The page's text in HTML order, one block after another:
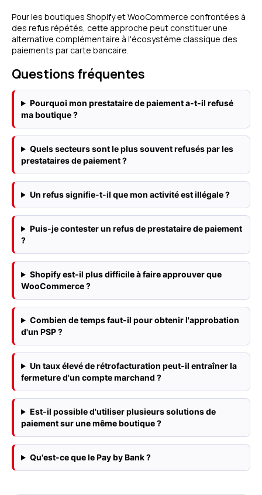
Pour les boutiques Shopify et WooCommerce confrontées à
des refus répétés, cette approche peut constituer une
alternative complémentaire à l'écosystème classique des
paiements par carte bancaire.
Questions fréquentes
Pourquoi mon prestataire de paiement a-t-il refusé
ma boutique ?
Quels secteurs sont le plus souvent refusés par les
prestataires de paiement ?
Un refus signifie-t-il que mon activité est illégale ?
Puis-je contester un refus de prestataire de paiement
?
Shopify est-il plus difficile à faire approuver que
WooCommerce ?
Combien de temps faut-il pour obtenir l'approbation
d'un PSP ?
Un taux élevé de rétrofacturation peut-il entraîner la
fermeture d'un compte marchand ?
Est-il possible d'utiliser plusieurs solutions de
paiement sur une même boutique ?
Qu'est-ce que le Pay by Bank ?